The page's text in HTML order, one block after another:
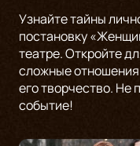
Узнайте тайны
постановку
театре. Откройте
сложные
его творчество. Не
событие!